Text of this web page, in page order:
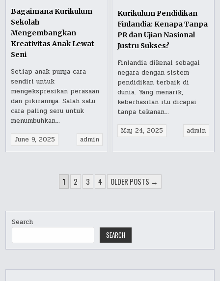
Bagaimana Kurikulum
Sekolah
Mengembangkan
Kreativitas Anak Lewat
Seni
Setiap anak punya cara
sendiri untuk
mengekspresikan perasaan
dan pikirannya. Salah satu
cara paling seru untuk
menumbuhkan…
June 9, 2025
admin
Kurikulum Pendidikan
Finlandia: Kenapa Tanpa
PR dan Ujian Nasional
Justru Sukses?
Finlandia dikenal sebagai
negara dengan sistem
pendidikan terbaik di
dunia. Yang menarik,
keberhasilan itu dicapai
tanpa tekanan…
May 24, 2025
admin
PAGINATION
1 2 3 4 OLDER POSTS →
Search
SEARCH